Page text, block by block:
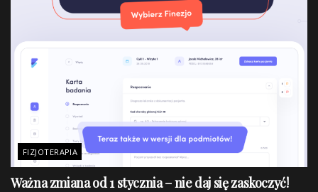
FIZJOTERAPIA
Ważna zmiana od 1 stycznia – nie daj się zaskoczyć!